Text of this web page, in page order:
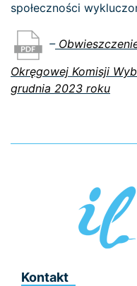
społeczności
–
Okręgowej Komisji
grudnia 2023 roku
Kontakt